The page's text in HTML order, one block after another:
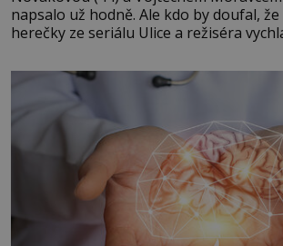
napsalo už hodně. Ale kdo by doufal,
herečky ze seriálu Ulice a režiséra